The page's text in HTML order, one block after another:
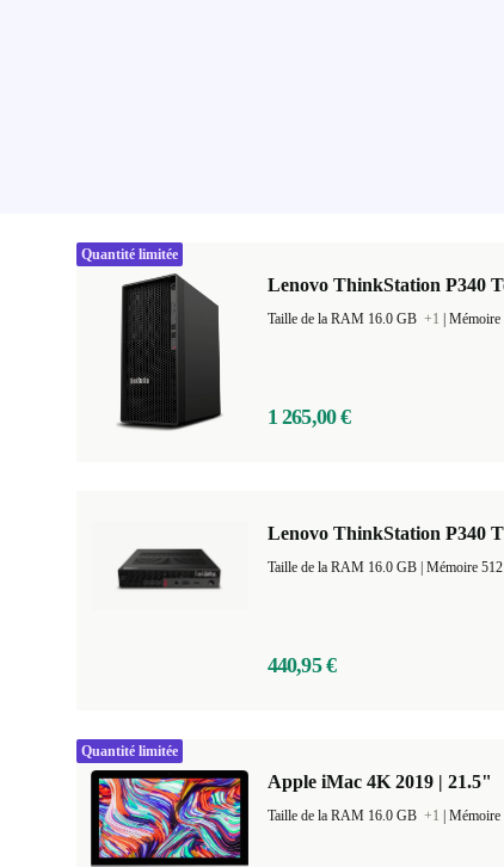
Lenovo ThinkStation P340
Taille de la RAM 16.0 GB +1
1 265,00 €
Quantité limitée
Lenovo ThinkStation P340
Mémoire
440,95 €
Apple iMac 4K 2019 | 21.5"
Taille de la RAM 16.0 GB +1
Quantité limitée